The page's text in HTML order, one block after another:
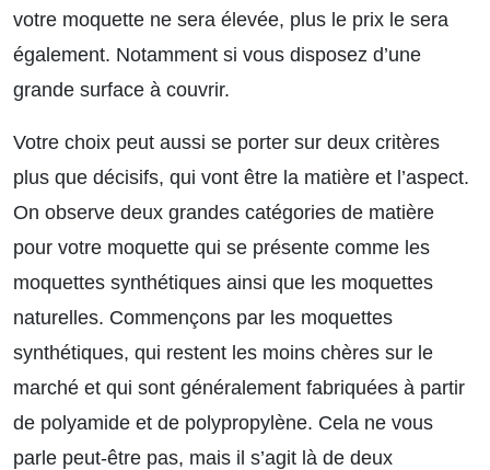
votre moquette ne sera élevée, plus le prix le sera
également. Notamment si vous disposez d’une
grande surface à couvrir.
Votre choix peut aussi se porter sur deux critères
plus que décisifs, qui vont être la matière et l’aspect.
On observe deux grandes catégories de matière
pour votre moquette qui se présente comme les
moquettes synthétiques ainsi que les moquettes
naturelles. Commençons par les moquettes
synthétiques, qui restent les moins chères sur le
marché et qui sont généralement fabriquées à partir
de polyamide et de polypropylène. Cela ne vous
parle peut-être pas, mais il s’agit là de deux